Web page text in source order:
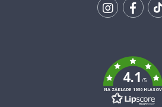
4.1/5
NA ZÁKLADE 1030 HLASOV